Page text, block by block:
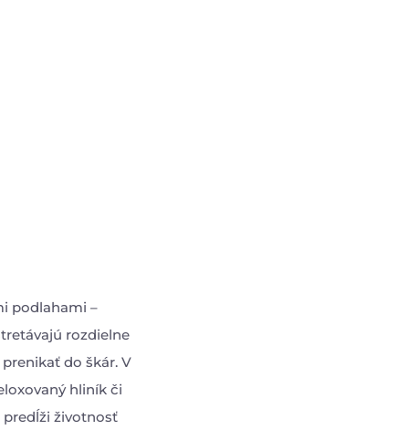
podlahami –
rozdielne
do škár. V
hliník či
predĺži životnosť